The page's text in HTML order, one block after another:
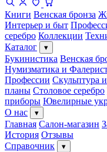
Книги Венская бронза
Интерьер и быт
серебро Коллекции
Каталог
▾
Букинистика Венская
Нумизматика и
Профессии Скульптура
планы Столовое серебро
приборы Ювелирные
О нас
▾
Главная Салон-магазин
История Отзывы
Справочник
▾